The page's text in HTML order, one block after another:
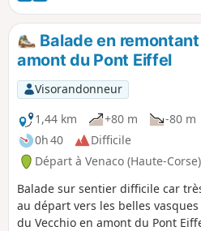
Cintu.
Balade en
amont du Pont Eiffel
Visorandonneur
1,44 km
+80 m
-80 m
0h 40
Difficile
Départ à Venaco (Haute-Corse)
Balade sur sentier difficile car
au départ vers les belles vasques
du Vecchio en amont du Pont